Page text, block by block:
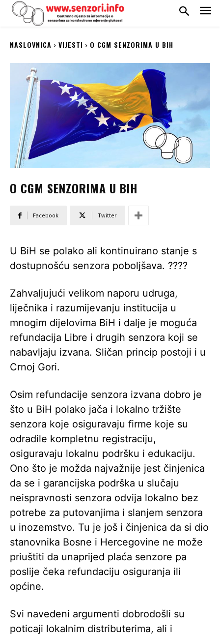
NASLOVNICA VIJESTI O CGM SENZORIMA U BIH
O CGM SENZORIMA U BIH
Facebook Twitter
U BiH se polako ali kontinuirano stanje s
dostupnošću senzora poboljšava. ????
Zahvaljujući velikom naporu udruga,
liječnika i razumijevanju institucija u
mnogim dijelovima BiH i dalje je moguća
refundacija Libre i drugih senzora koji se
nabavljaju izvana. Sličan princip postoji i u
Crnoj Gori.
Osim refundacije senzora izvana dobro je
što u BiH polako jača i lokalno tržište
senzora koje osiguravaju firme koje su
odradile kompletnu registraciju,
osiguravaju lokalnu podršku i edukaciju.
Ono što je možda najvažnije jest činjenica
da se i garancijska podrška u slučaju
neispravnosti senzora odvija lokalno bez
potrebe za putovanjima i slanjem senzora
u inozemstvo. Tu je još i činjenica da si dio
stanovnika Bosne i Hercegovine ne može
priuštiti da unaprijed plaća senzore pa
poslije čeka refundaciju osiguranja ili
općine.
Svi navedeni argumenti dobrodošli su
poticaji lokalnim distributerima, ali i